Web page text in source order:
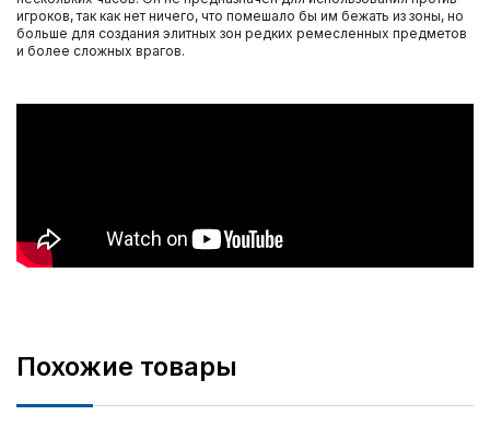
игроков, так как нет ничего, что помешало бы им бежать из зоны, но
больше для создания элитных зон редких ремесленных предметов
и более сложных врагов.
Похожие товары